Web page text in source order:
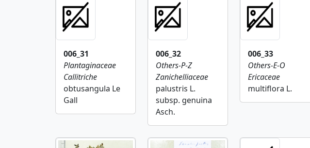
006_31
Plantaginaceae
Callitriche
obtusangula Le
Gall
006_32
Others-P-Z
Zanichelliaceae
palustris L.
subsp. genuina
Asch.
006_33
Others-E-O
Ericaceae
multiflora L.